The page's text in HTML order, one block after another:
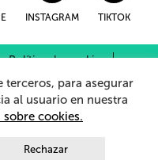
INSTAGRAM TIKTOK
Política de cookies
los derechos reservados
terceros, para asegurar
al usuario en nuestra
cookies.
Rechazar